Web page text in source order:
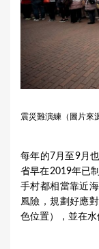
震災難演練（圖片來
每年的7月至9月
省早在2019年已
手村都相當靠近
風險，規劃好應
色位置），並在水